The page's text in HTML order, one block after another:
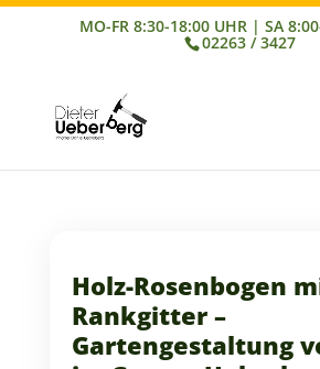
02263 / 3427
Holz-Rosenbogen
Rankgitter –
Gartengestaltung